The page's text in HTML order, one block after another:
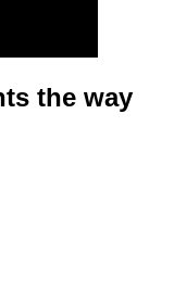
the way